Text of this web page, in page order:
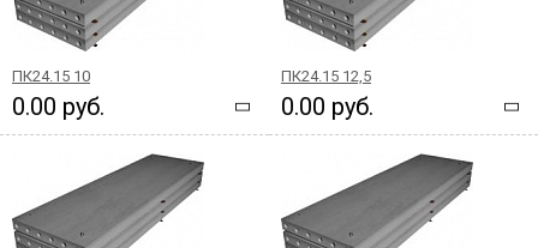
ПК24.15 10
0.00 руб.
ПК24.15 12,5
0.00 руб.